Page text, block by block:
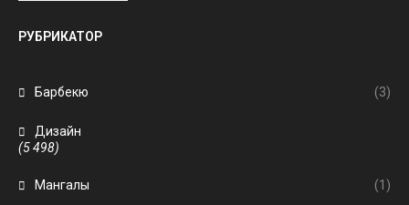
РУБРИКАТОР
Барбекю (3)
Дизайн
(5 498)
Мангалы (1)